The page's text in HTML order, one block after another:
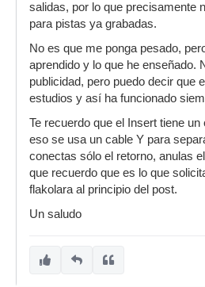
insert.
salidas, por lo que precisamente
para pistas ya grabadas.
No es que me ponga pesado,
aprendido y lo que he enseñado.
publicidad, pero puedo decir que
estudios y así ha funcionado
Te recuerdo que el Insert tiene
eso se usa un cable Y para
conectas sólo el retorno, anulas
que recuerdo que es lo que
flakolara al principio del post.
Un saludo